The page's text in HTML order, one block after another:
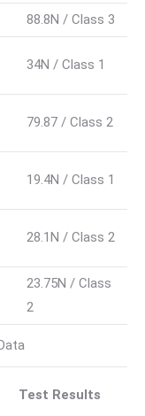
88.8N / Class 3
34N / Class 1
79.87 / Class 2
19.4N / Class 1
28.1N / Class 2
23.75N / Class
2
Test Results